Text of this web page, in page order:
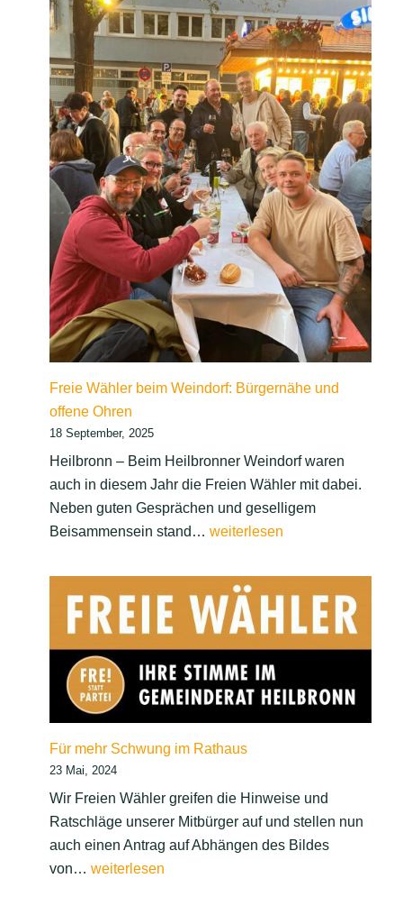
Innenstadt
Freie Wähler beim Weindorf: Bürgernähe und
offene Ohren
18 September, 2025
Heilbronn – Beim Heilbronner Weindorf waren
auch in diesem Jahr die Freien Wähler mit dabei.
Neben guten Gesprächen und geselligem
Beisammensein stand… Freie
beim
Weindorf:
Bürgernähe
und
offene
Ohren
weiterlesen
Für mehr Schwung im Rathaus
23 Mai, 2024
Wir Freien Wähler greifen die Hinweise und
Ratschläge unserer Mitbürger auf und stellen nun
auch einen Antrag auf Abhängen des Bildes
von… Für
weiterlesen